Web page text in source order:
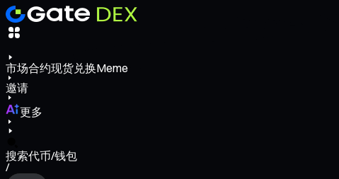
市场合约现货兑换Meme
邀请
更多
搜索代币/钱包
/